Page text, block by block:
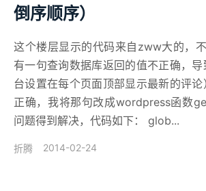
倒序顺序）
这个楼层显示的代码来自zww大的，
有一句查询数据库返回的值不正确，
台设置在每个页面顶部显示最新的评
正确，我将那句改成wordpress函数
问题得到解决，代码如下： glob...
折腾 2014-02-24